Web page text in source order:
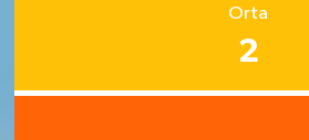
Orta
2